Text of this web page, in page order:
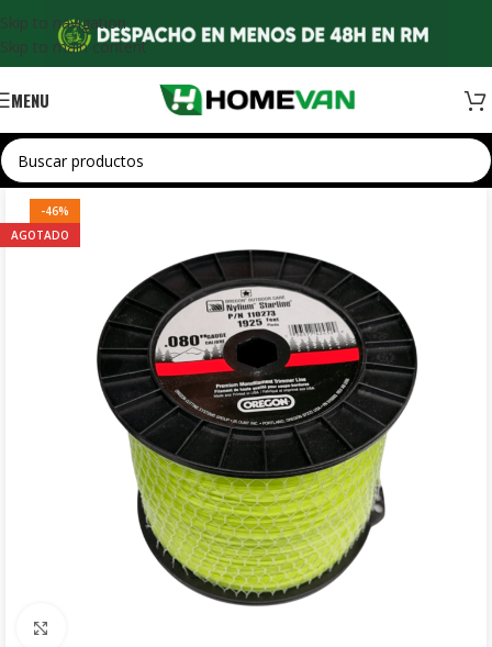
Skip to navigation
Skip to main content
MENU
-46%
AGOTADO